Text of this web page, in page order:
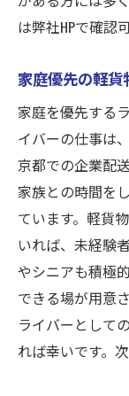
は弊社HPで確認
家庭優先の軽
家庭を優先する
イバーの仕事は
京都での企業配
家族との時間を
ています。軽貨
いれば、未経験
やシニアも積極
できる場が用意
ライバーとして
れば幸いです。